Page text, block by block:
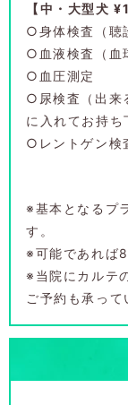
【中・大型犬
○身体検査（聴
○血液検査（血
○血圧測定
○尿検査（出来
に入れてお持ち
○レントゲン検
※基本となるプ
す。
※可能であれば
※当院にカルテ
ご予約も承って